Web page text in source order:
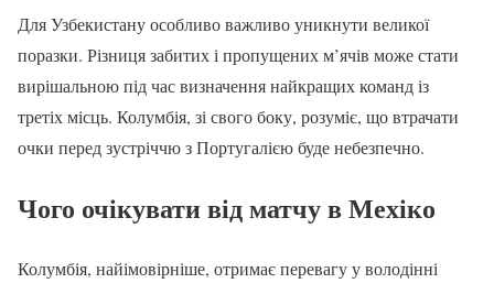
Для Узбекистану особливо важливо уникнути великої
поразки. Різниця забитих і пропущених м’ячів може стати
вирішальною під час визначення найкращих команд із
третіх місць. Колумбія, зі свого боку, розуміє, що втрачати
очки перед зустріччю з Португалією буде небезпечно.
Чого очікувати від матчу в Мехіко
Колумбія, найімовірніше, отримає перевагу у володінні